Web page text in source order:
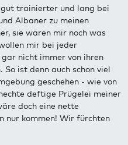
trainierter und lang bei
Albaner zu meinen
sie wären mir noch was
mir bei jeder
nicht immer von ihren
ist denn auch schon viel
geschehen - wie von
deftige Prügelei meiner
doch eine nette
nur kommen! Wir fürchten